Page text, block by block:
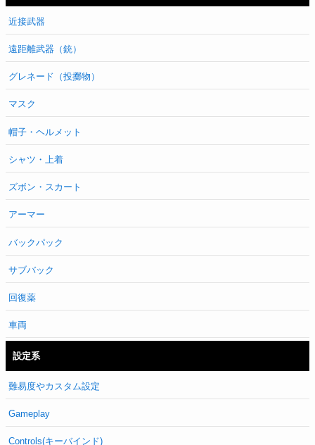
近接武器
遠距離武器（銃）
グレネード（投擲物）
マスク
帽子・ヘルメット
シャツ・上着
ズボン・スカート
アーマー
バックパック
サブバック
回復薬
車両
設定系
難易度やカスタム設定
Gameplay
Controls(キーバインド)